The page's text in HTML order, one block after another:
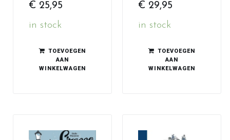
€ 25,95
in stock
TOEVOEGEN
AAN
WINKELWAGEN
€ 29,95
in stock
TOEVOEGEN
AAN
WINKELWAGEN